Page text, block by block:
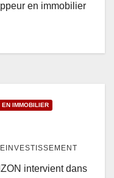
en immobilier
IMMOBILIER
intervient dans